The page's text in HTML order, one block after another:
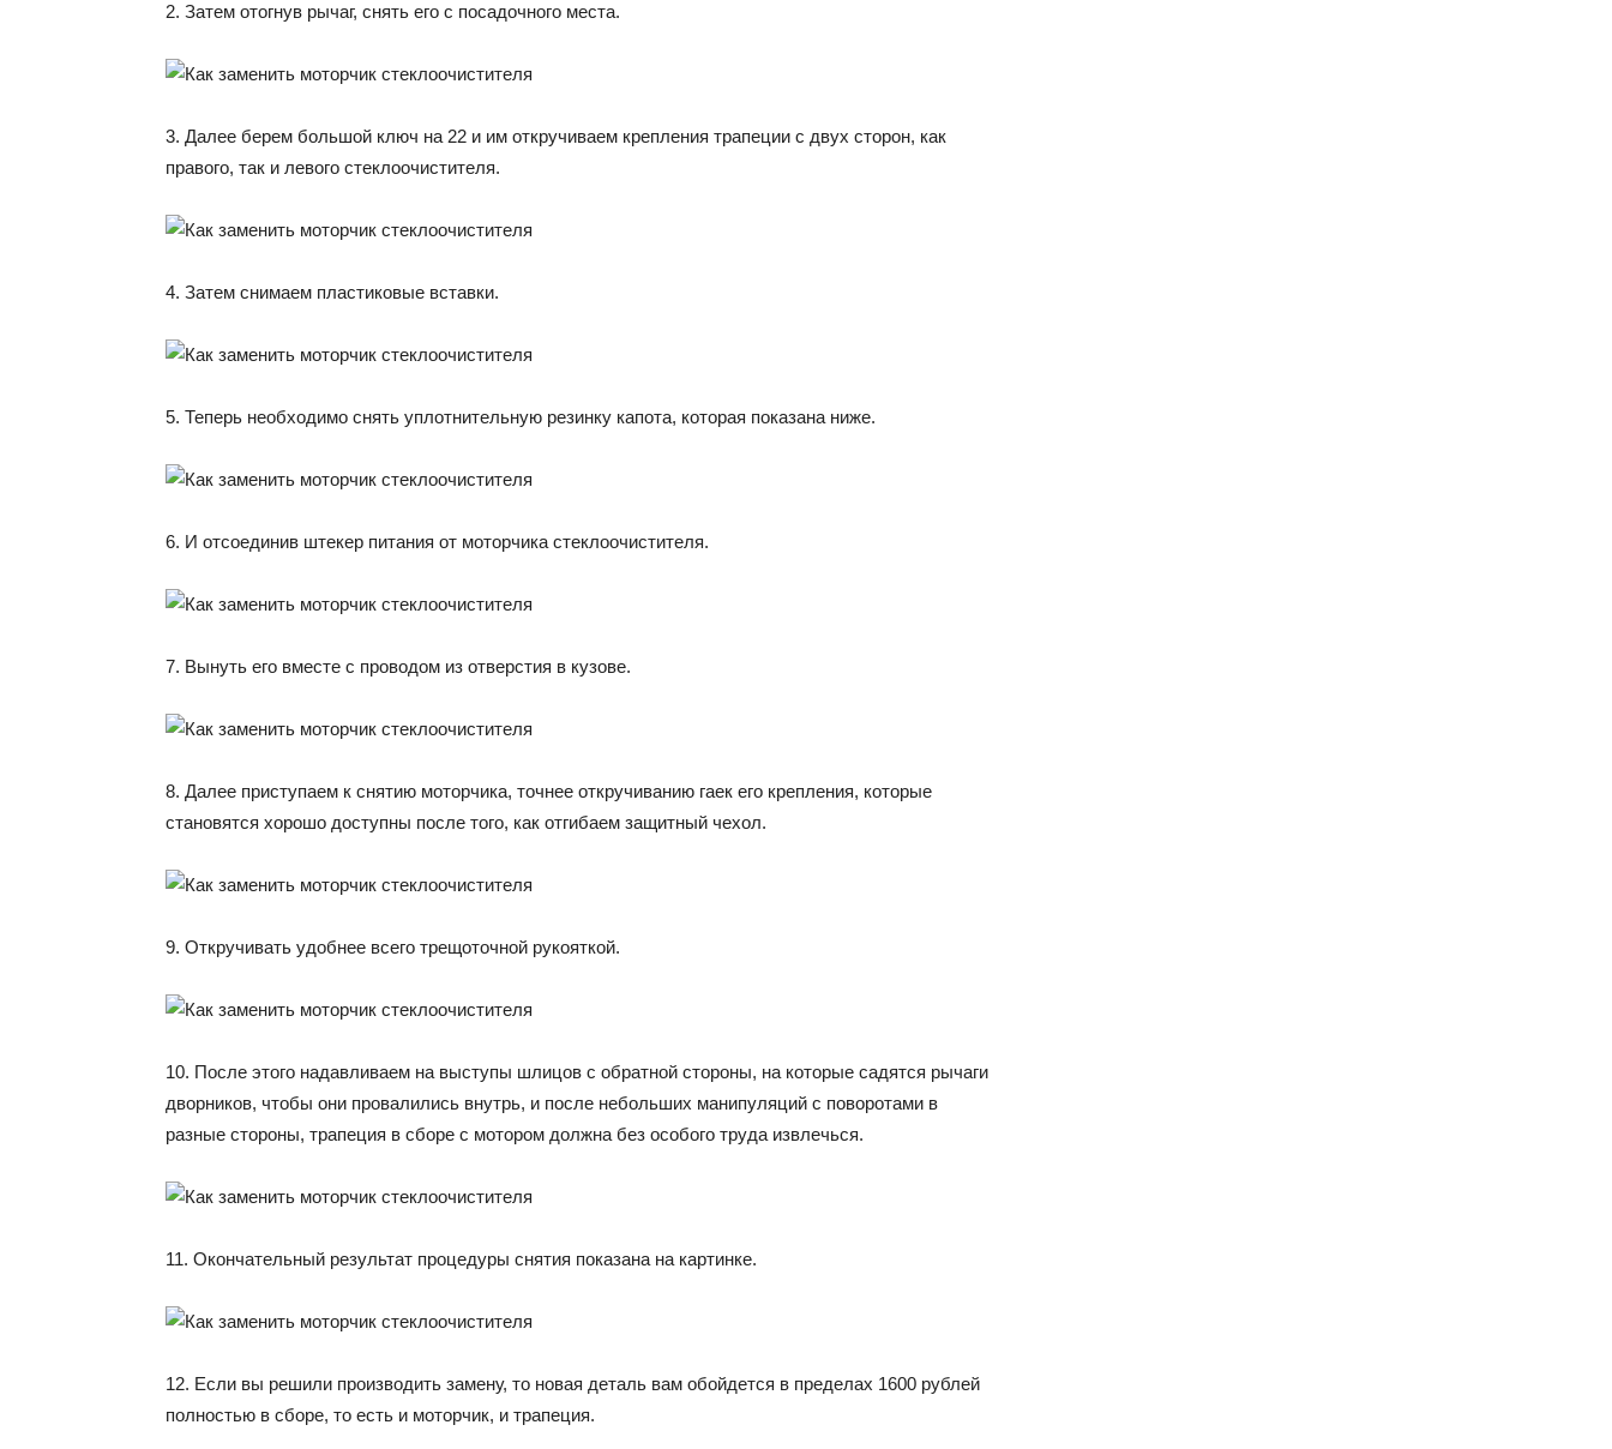
2. Затем отогнув рычаг, снять его с посадочного места.
3. Далее берем большой ключ на 22 и им откручиваем крепления трапеции с двух сторон, как
правого, так и левого стеклоочистителя.
4. Затем снимаем пластиковые вставки.
5. Теперь необходимо снять уплотнительную резинку капота, которая показана ниже.
6. И отсоединив штекер питания от моторчика стеклоочистителя.
7. Вынуть его вместе с проводом из отверстия в кузове.
8. Далее приступаем к снятию моторчика, точнее откручиванию гаек его крепления, которые
становятся хорошо доступны после того, как отгибаем защитный чехол.
9. Откручивать удобнее всего трещоточной рукояткой.
10. После этого надавливаем на выступы шлицов с обратной стороны, на которые садятся рычаги
дворников, чтобы они провалились внутрь, и после небольших манипуляций с поворотами в
разные стороны, трапеция в сборе с мотором должна без особого труда извлечься.
11. Окончательный результат процедуры снятия показана на картинке.
12. Если вы решили производить замену, то новая деталь вам обойдется в пределах 1600 рублей
полностью в сборе, то есть и моторчик, и трапеция.